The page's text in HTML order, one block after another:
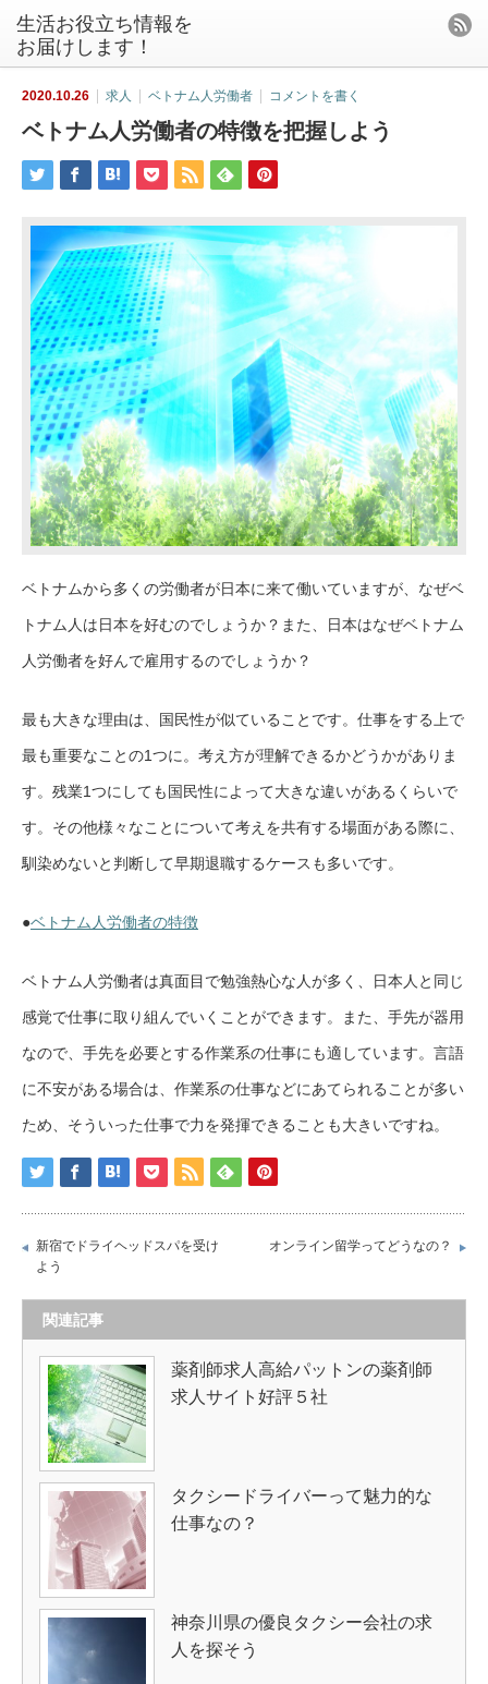
生活お役立ち情報を
お届けします！
2020.10.26 求人 ベトナム人労働者 コメントを書く
ベトナム人労働者の特徴を把握しよう
ベトナムから多くの労働者が日本に来て働いていますが、なぜベ
トナム人は日本を好むのでしょうか？また、日本はなぜベトナム
人労働者を好んで雇用するのでしょうか？
最も大きな理由は、国民性が似ていることです。仕事をする上で
最も重要なことの1つに。考え方が理解できるかどうかがありま
す。残業1つにしても国民性によって大きな違いがあるくらいで
す。その他様々なことについて考えを共有する場面がある際に、
馴染めないと判断して早期退職するケースも多いです。
●ベトナム人労働者の特徴
ベトナム人労働者は真面目で勉強熱心な人が多く、日本人と同じ
感覚で仕事に取り組んでいくことができます。また、手先が器用
なので、手先を必要とする作業系の仕事にも適しています。言語
に不安がある場合は、作業系の仕事などにあてられることが多い
ため、そういった仕事で力を発揮できることも大きいですね。
新宿でドライヘッドスパを受け
よう
オンライン留学ってどうなの？
関連記事
薬剤師求人高給パットンの薬剤師
求人サイト好評５社
タクシードライバーって魅力的な
仕事なの？
神奈川県の優良タクシー会社の求
人を探そう